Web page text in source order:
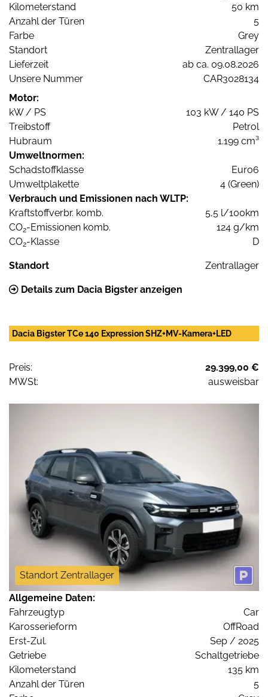
Kilometerstand
50 km
Anzahl der Türen
5
Farbe
Grey
Standort
Zentrallager
Lieferzeit
ab ca. 09.08.2026
Unsere Nummer
CAR3028134
Motor:
kW / PS
103 kW / 140 PS
Treibstoff
Petrol
Hubraum
1.199 cm³
Umweltnormen:
Schadstoffklasse
Euro6
Umweltplakette
4 (Green)
Verbrauch und Emissionen nach WLTP:
Kraftstoffverbr. komb.
5,5 l/100km
CO2-Emissionen komb.
124 g/km
CO2-Klasse D
Standort Zentrallager
Details zum Dacia Bigster anzeigen
Dacia Bigster TCe 140 Expression SHZ+MV-Kamera+LED
Preis:
29.399,00 €
MWSt:
ausweisbar
Standort Zentrallager
Allgemeine Daten:
Fahrzeugtyp
Car
Karosserieform
OffRoad
Erst-Zul.
Sep / 2025
Getriebe
Schaltgetriebe
Kilometerstand
135 km
Anzahl der Türen
5